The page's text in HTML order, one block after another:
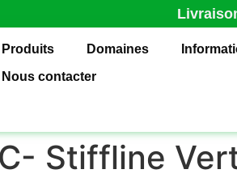
Produits Domaines
Nous contacter
Stiffline